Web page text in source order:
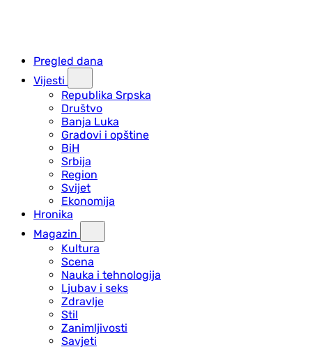
Pregled dana
Vijesti
Republika Srpska
Društvo
Banja Luka
Gradovi i opštine
BiH
Srbija
Region
Svijet
Ekonomija
Hronika
Magazin
Kultura
Scena
Nauka i tehnologija
Ljubav i seks
Zdravlje
Stil
Zanimljivosti
Savjeti